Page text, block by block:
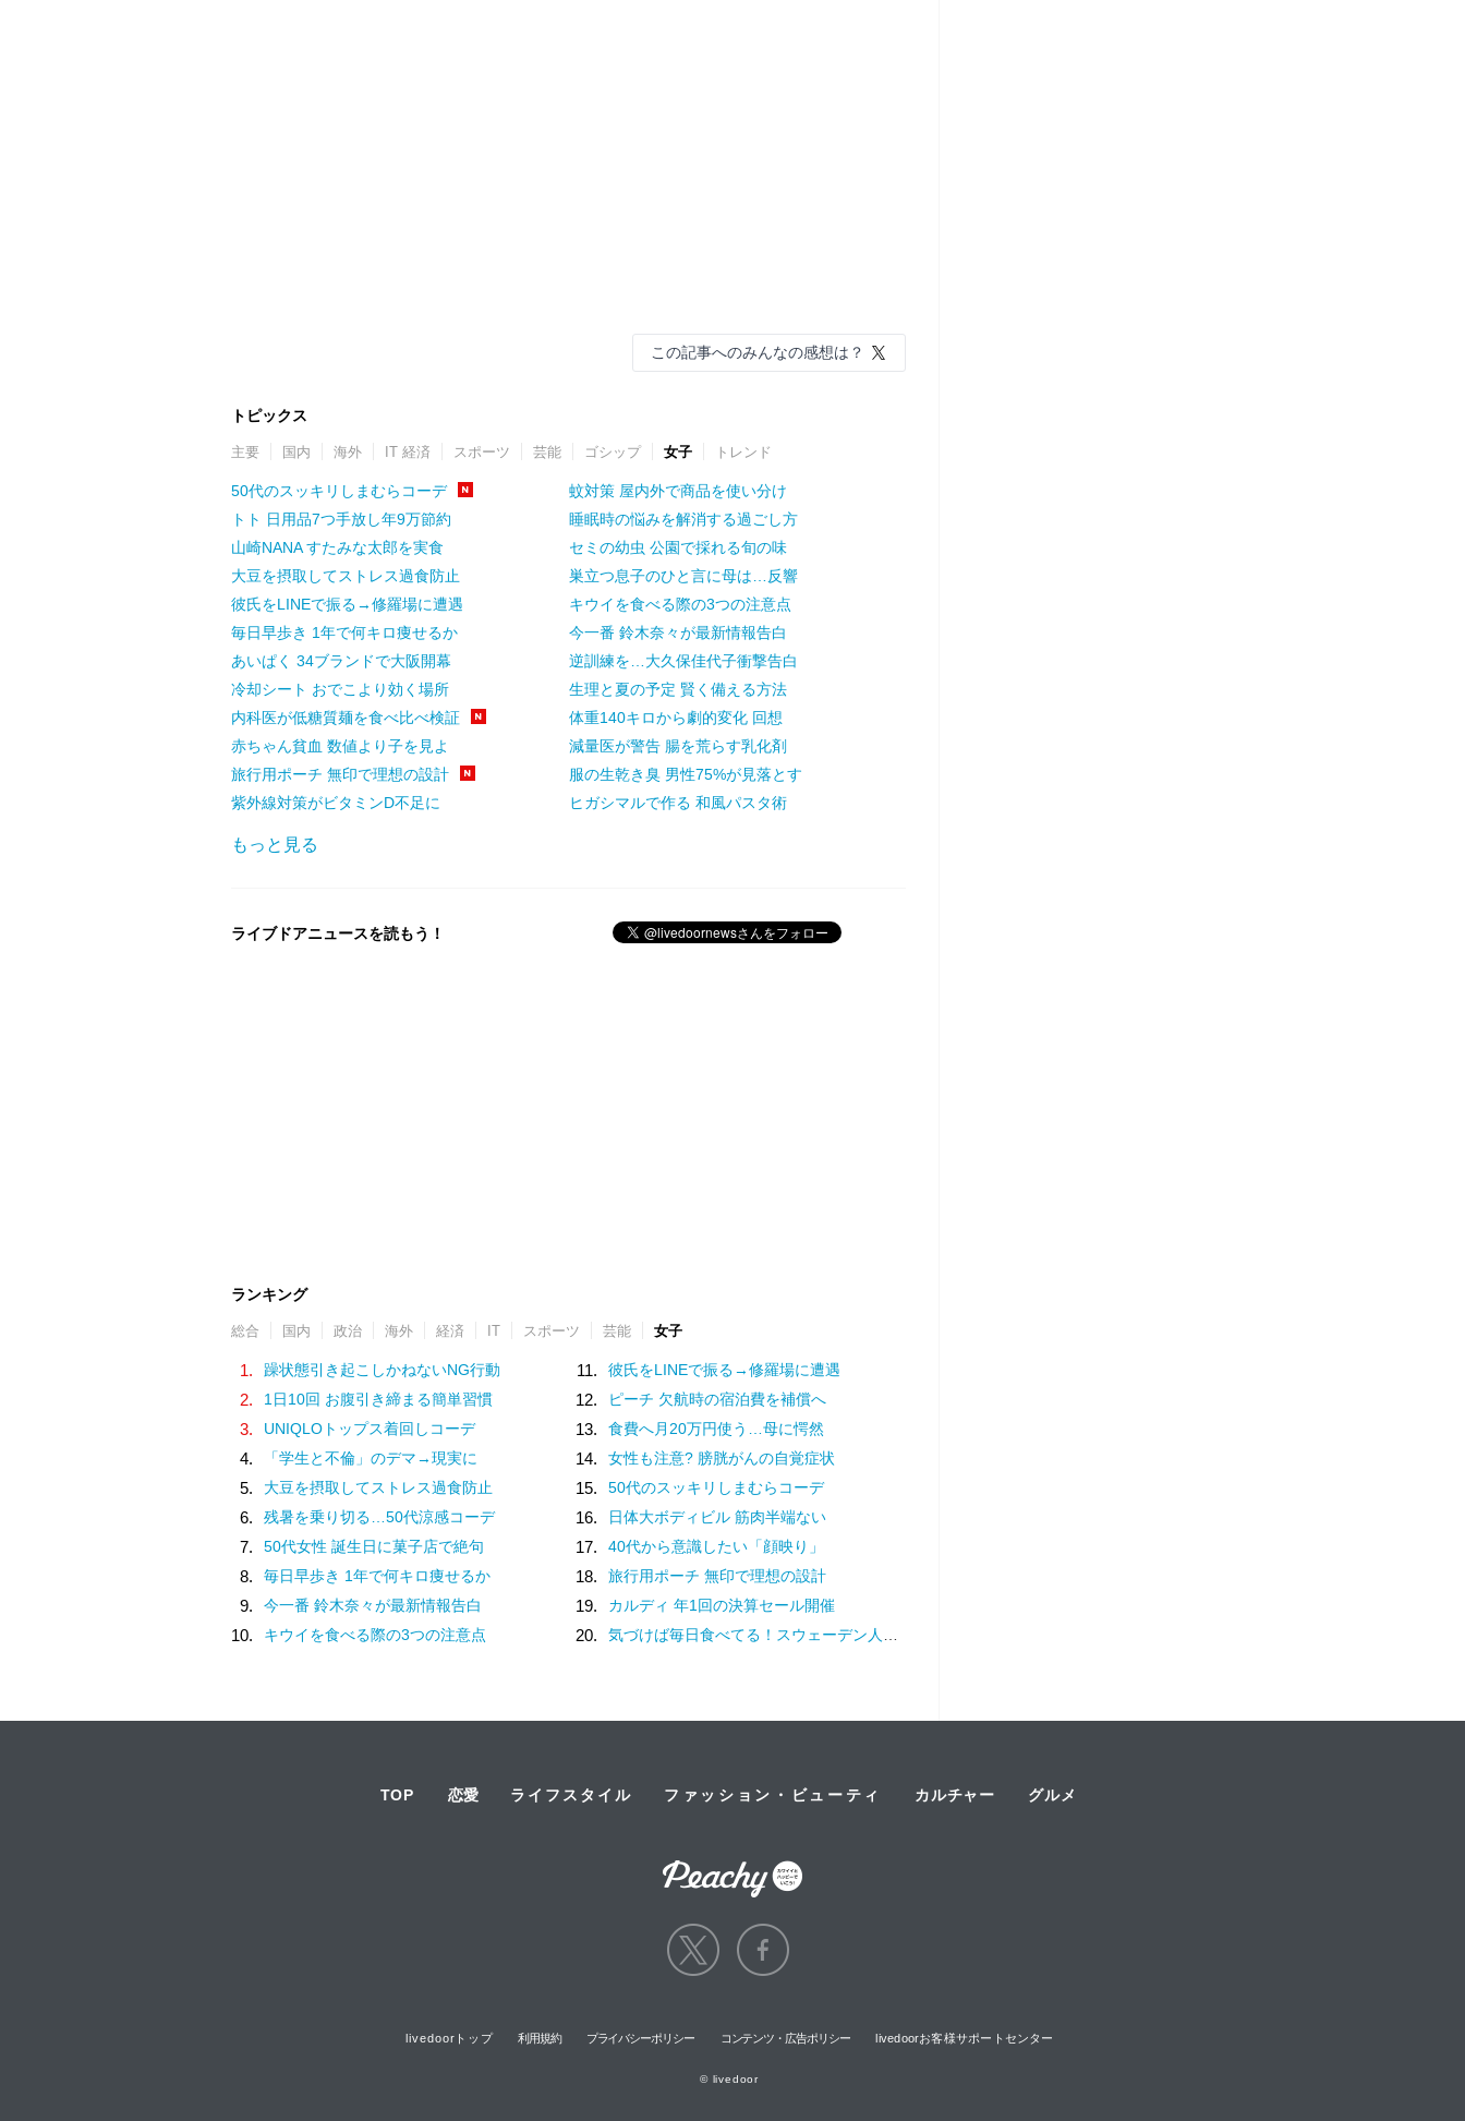
この記事へのみんなの感想は？
トピックス
主要 国内 海外 IT 経済 スポーツ 芸能 ゴシップ 女子 トレンド
50代のスッキリしまむらコーデ
トト 日用品7つ手放し年9万節約
山崎NANA すたみな太郎を実食
大豆を摂取してストレス過食防止
彼氏をLINEで振る→修羅場に遭遇
毎日早歩き 1年で何キロ痩せるか
あいぱく 34ブランドで大阪開幕
冷却シート おでこより効く場所
内科医が低糖質麺を食べ比べ検証
赤ちゃん貧血 数値より子を見よ
旅行用ポーチ 無印で理想の設計
紫外線対策がビタミンD不足に
蚊対策 屋内外で商品を使い分け
睡眠時の悩みを解消する過ごし方
セミの幼虫 公園で採れる旬の味
巣立つ息子のひと言に母は…反響
キウイを食べる際の3つの注意点
今一番 鈴木奈々が最新情報告白
逆訓練を…大久保佳代子衝撃告白
生理と夏の予定 賢く備える方法
体重140キロから劇的変化 回想
減量医が警告 腸を荒らす乳化剤
服の生乾き臭 男性75%が見落とす
ヒガシマルで作る 和風パスタ術
もっと見る
ライブドアニュースを読もう！
ランキング
総合 国内 政治 海外 経済 IT スポーツ 芸能 女子
1. 躁状態引き起こしかねないNG行動
2. 1日10回 お腹引き締まる簡単習慣
3. UNIQLOトップス着回しコーデ
4. 「学生と不倫」のデマ→現実に
5. 大豆を摂取してストレス過食防止
6. 残暑を乗り切る…50代涼感コーデ
7. 50代女性 誕生日に菓子店で絶句
8. 毎日早歩き 1年で何キロ痩せるか
9. 今一番 鈴木奈々が最新情報告白
10. キウイを食べる際の3つの注意点
11. 彼氏をLINEで振る→修羅場に遭遇
12. ピーチ 欠航時の宿泊費を補償へ
13. 食費へ月20万円使う…母に愕然
14. 女性も注意? 膀胱がんの自覚症状
15. 50代のスッキリしまむらコーデ
16. 日体大ボディビル 筋肉半端ない
17. 40代から意識したい「顔映り」
18. 旅行用ポーチ 無印で理想の設計
19. カルディ 年1回の決算セール開催
20. 気づけば毎日食べてる！スウェーデン人漫画家がリピートし続ける日本の定番食
TOP 恋愛 ライフスタイル ファッション・ビューティ カルチャー グルメ
livedoorトップ 利用規約 プライバシーポリシー コンテンツ・広告ポリシー livedoorお客様サポートセンター
© livedoor